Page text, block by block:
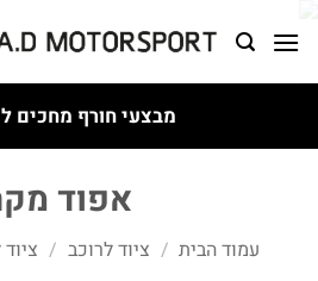
מבצעי חורף מחכים
אפוד
עמוד הבית / ציוד לרוכב /